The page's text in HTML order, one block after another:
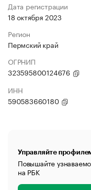
Дата регистрации
18 октября 2023
Регион
Пермский край
ОГРНИП
323595800124676
ИНН
590583660180
Управляйте
Повышайте
на РБК